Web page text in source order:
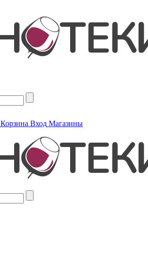
Корзина Вход Магазины